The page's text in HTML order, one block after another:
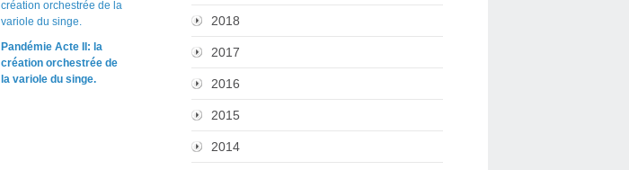
Pandémie Acte II: la
création orchestrée de
la variole du singe.
2018
2017
2016
2015
2014